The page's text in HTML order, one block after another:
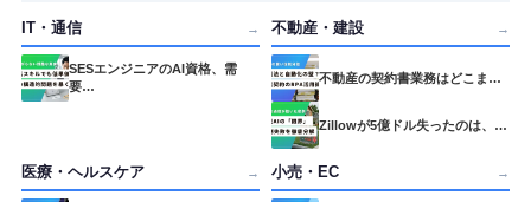
IT・通信 →
SESエンジニアのAI資格、需
要…
不動産・建設 →
不動産の契約書業務はどこま…
Zillowが5億ドル失ったのは、…
医療・ヘルスケア → 小売・EC →